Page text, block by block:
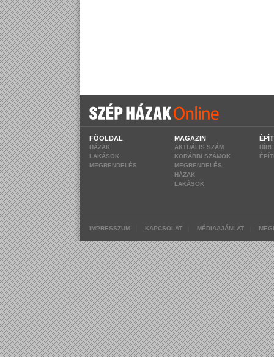
FŐOLDAL
HÁZAK
LAKÁSOK
MEGRENDELÉS
MAGAZIN
AKTUÁLIS SZÁM
KORÁBBI SZÁMOK
MEGRENDELÉS
HÁZAK
LAKÁSOK
IMPRESSZUM KAPCSOLAT MÉDIAAJÁNLAT